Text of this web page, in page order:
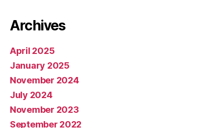
Archives
April 2025
January 2025
November 2024
July 2024
November 2023
September 2022